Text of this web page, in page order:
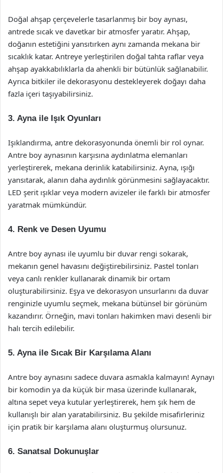
Doğal ahşap çerçevelerle tasarlanmış bir boy aynası,
antrede sıcak ve davetkar bir atmosfer yaratır. Ahşap,
doğanın estetiğini yansıtırken aynı zamanda mekana bir
sıcaklık katar. Antreye yerleştirilen doğal tahta raflar veya
ahşap ayakkabılıklarla da ahenkli bir bütünlük sağlanabilir.
Ayrıca bitkiler ile dekorasyonu destekleyerek doğayı daha
fazla içeri taşıyabilirsiniz.
3. Ayna ile Işık Oyunları
Işıklandırma, antre dekorasyonunda önemli bir rol oynar.
Antre boy aynasının karşısına aydınlatma elemanları
yerleştirerek, mekana derinlik katabilirsiniz. Ayna, ışığı
yansıtarak, alanın daha aydınlık görünmesini sağlayacaktır.
LED şerit ışıklar veya modern avizeler ile farklı bir atmosfer
yaratmak mümkündür.
4. Renk ve Desen Uyumu
Antre boy aynası ile uyumlu bir duvar rengi sokarak,
mekanın genel havasını değiştirebilirsiniz. Pastel tonları
veya canlı renkler kullanarak dinamik bir ortam
oluşturabilirsiniz. Eşya ve dekorasyon unsurlarını da duvar
renginizle uyumlu seçmek, mekana bütünsel bir görünüm
kazandırır. Örneğin, mavi tonları hakimken mavi desenli bir
halı tercih edilebilir.
5. Ayna ile Sıcak Bir Karşılama Alanı
Antre boy aynasını sadece duvara asmakla kalmayın! Aynayı
bir komodin ya da küçük bir masa üzerinde kullanarak,
altına sepet veya kutular yerleştirerek, hem şık hem de
kullanışlı bir alan yaratabilirsiniz. Bu şekilde misafirleriniz
için pratik bir karşılama alanı oluşturmuş olursunuz.
6. Sanatsal Dokunuşlar